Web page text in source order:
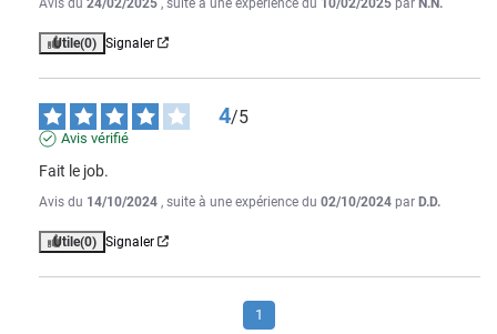
Utile(0) Signaler
4/5
Avis vérifié
Fait le job.
Avis du 14/10/2024 , suite à une expérience du 02/10/2024 par D.D.
Utile(0) Signaler
1